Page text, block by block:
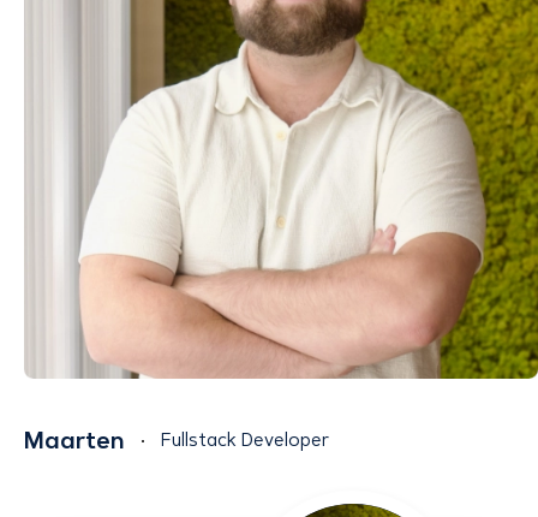
Maarten Fullstack Developer